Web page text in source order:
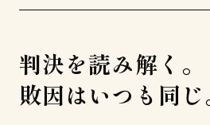
判決を読み解く。
敗因はいつも同じ